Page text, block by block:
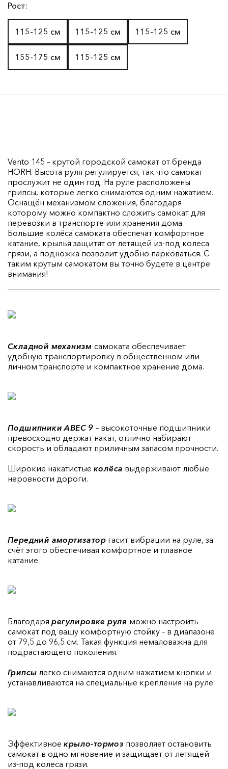
Рост:
115-125 см 115-125 см 115-125 см
155-175 см 115-125 см
Vento 145 – крутой городской самокат от бренда
HORH. Высота руля регулируется, так что самокат
прослужит не один год. На руле расположены
грипсы, которые легко снимаются одним нажатием.
Оснащён механизмом сложения, благодаря
которому можно компактно сложить самокат для
перевозки в транспорте или хранения дома.
Большие колёса самоката обеспечат комфортное
катание, крылья защитят от летящей из-под колеса
грязи, а подножка позволит удобно парковаться. С
таким крутым самокатом вы точно будете в центре
внимания!
Складной механизм самоката обеспечивает
удобную транспортировку в общественном или
личном транспорте и компактное хранение дома.
Подшипники ABEC 9 – высокоточные подшипники
превосходно держат накат, отлично набирают
скорость и обладают приличным запасом прочности.
Широкие накатистые колёса выдерживают любые
неровности дороги.
Передний амортизатор гасит вибрации на руле, за
счёт этого обеспечивая комфортное и плавное
катание.
Благодаря регулировке руля можно настроить
самокат под вашу комфортную стойку – в диапазоне
от 79,5 до 96,5 см. Такая функция немаловажна для
подрастающего поколения.
Грипсы легко снимаются одним нажатием кнопки и
устанавливаются на специальные крепления на руле.
Эффективное крыло-тормоз позволяет остановить
самокат в одно мгновение и защищает от летящей
из-под колеса грязи.